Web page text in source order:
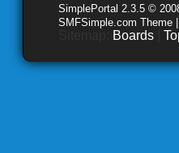
SimplePortal 2.3.5 ©
SMFSimple.com Theme
Boards